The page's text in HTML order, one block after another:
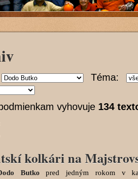
Téma:
vyhovuje 134
kolkári na
Butko pred jedným rokom v